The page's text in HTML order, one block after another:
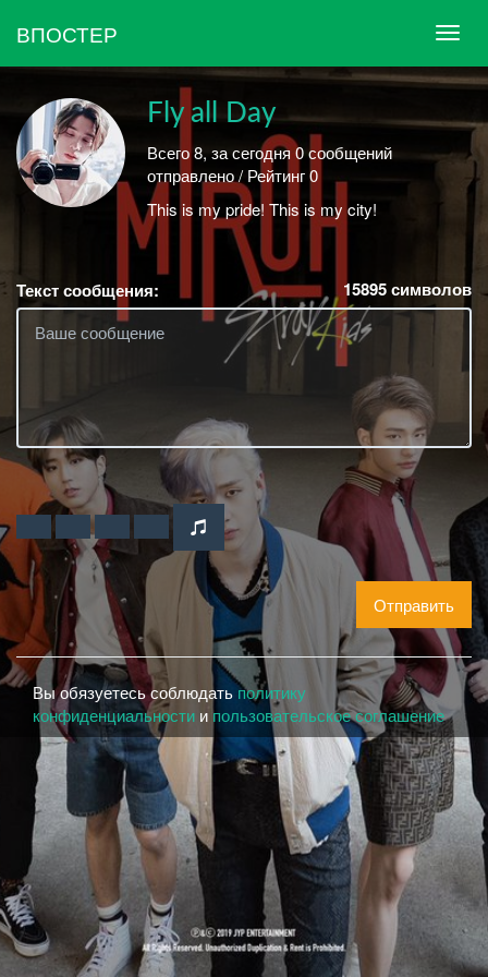
ВПОСТЕР
Fly all Day
Всего 8, за сегодня 0 сообщений
отправлено / Рейтинг 0
This is my pride! This is my city!
Текст сообщения: 15895символов
Отправить
Вы обязуетесь соблюдатьполитику
конфиденциальности и пользовательское соглашение